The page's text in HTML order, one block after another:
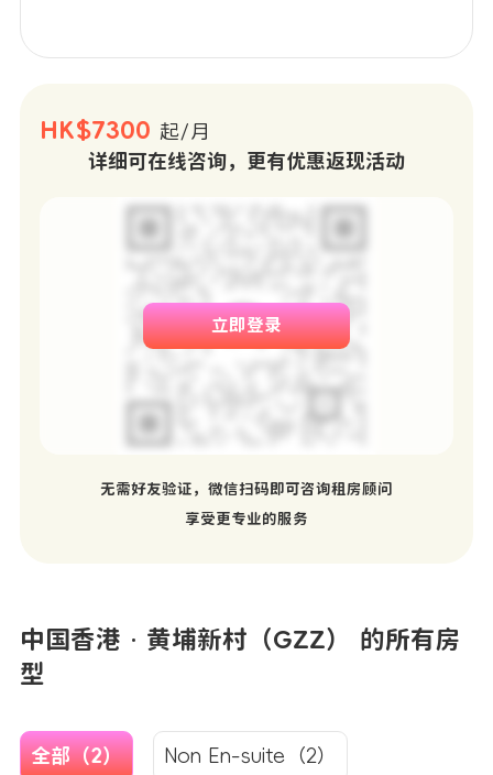
HK$7300 起/月
详细可在线咨询，更有优惠返现活动
立即登录
无需好友验证，微信扫码即可咨询租房顾问
享受更专业的服务
中国香港 · 黄埔新村（GZZ） 的所有房
型
全部（2） Non En-suite（2）